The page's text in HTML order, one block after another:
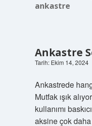
ankastre
Ankastre
Tarih: Ekim 14, 2024
Ankastrede
Mutfak ışık
kullanımı
aksine çok